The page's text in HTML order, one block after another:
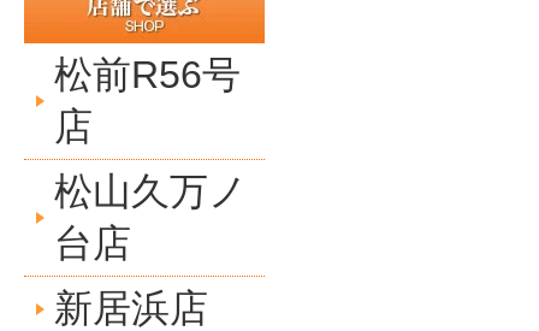
松前R56号
店
松山久万ノ
台店
新居浜店